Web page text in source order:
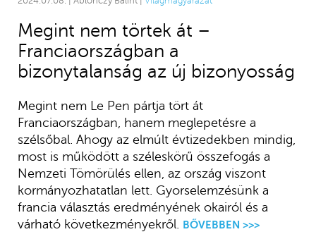
Megint nem törtek át –
Franciaországban a
bizonytalanság az új bizonyosság
Megint nem Le Pen pártja tört át
Franciaországban, hanem meglepetésre a
szélsőbal. Ahogy az elmúlt évtizedekben mindig,
most is működött a széleskörű összefogás a
Nemzeti Tömörülés ellen, az ország viszont
kormányozhatatlan lett. Gyorselemzésünk a
francia választás eredményének okairól és a
várható következményekről. BŐVEBBEN >>>